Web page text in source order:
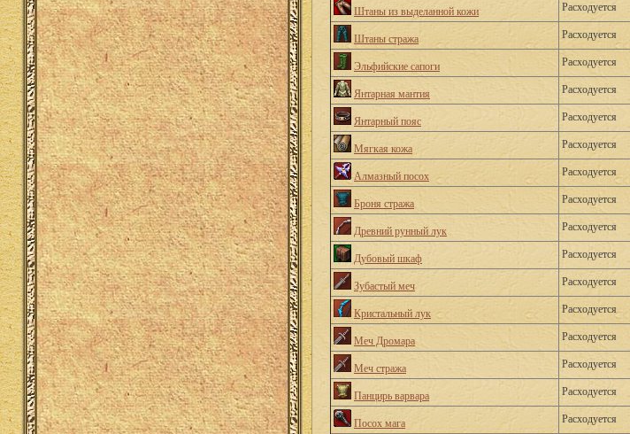
Штаны из выделанной кожи Расходуется
Штаны стража Расходуется
Эльфийские сапоги Расходуется
Янтарная мантия Расходуется
Янтарный пояс Расходуется
Мягкая кожа Расходуется
Алмазный посох Расходуется
Броня стража Расходуется
Древний рунный лук Расходуется
Дубовый шкаф Расходуется
Зубастый меч Расходуется
Кристальный лук Расходуется
Меч Дромара Расходуется
Меч стража Расходуется
Панцирь варвара Расходуется
Посох мага Расходуется